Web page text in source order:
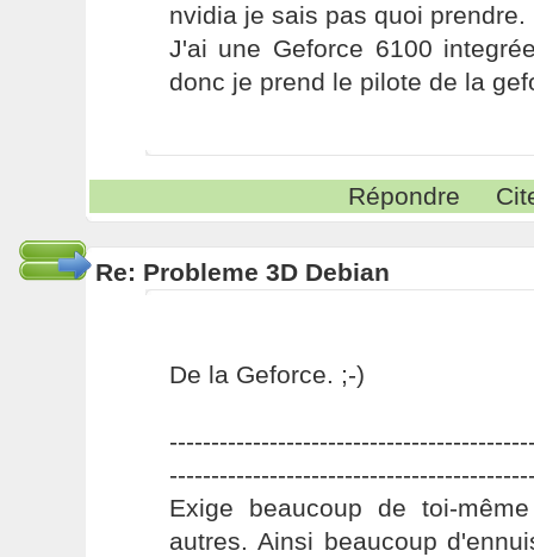
nvidia je sais pas quoi prendre.
J'ai une Geforce 6100
donc je prend le pilote de la
Répondre
Re: Probleme 3D Debian
De la Geforce. ;-)
Exige beaucoup de toi-
autres. Ainsi beaucoup